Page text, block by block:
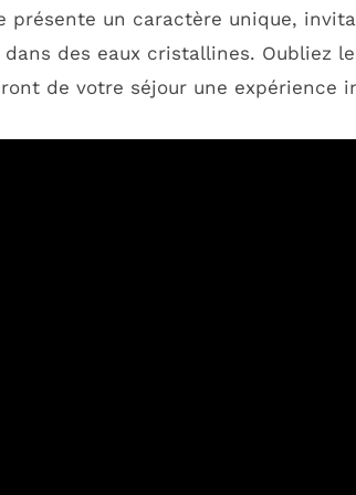
présente un caractère unique,
des eaux cristallines. Oubliez
de votre séjour une expérience